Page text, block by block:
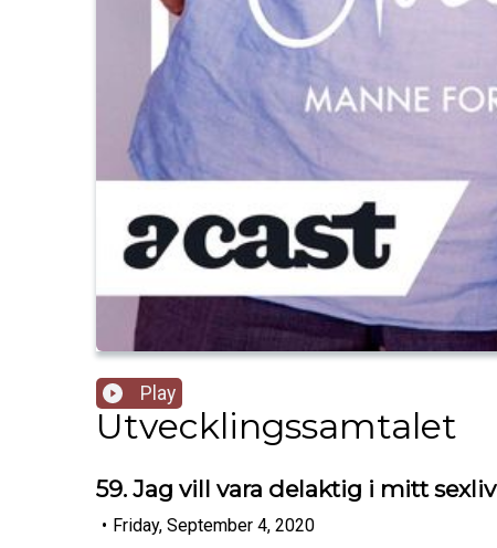
Play
Utvecklingssamtalet
59. Jag vill vara delaktig i mitt sexliv
• Friday, September 4, 2020